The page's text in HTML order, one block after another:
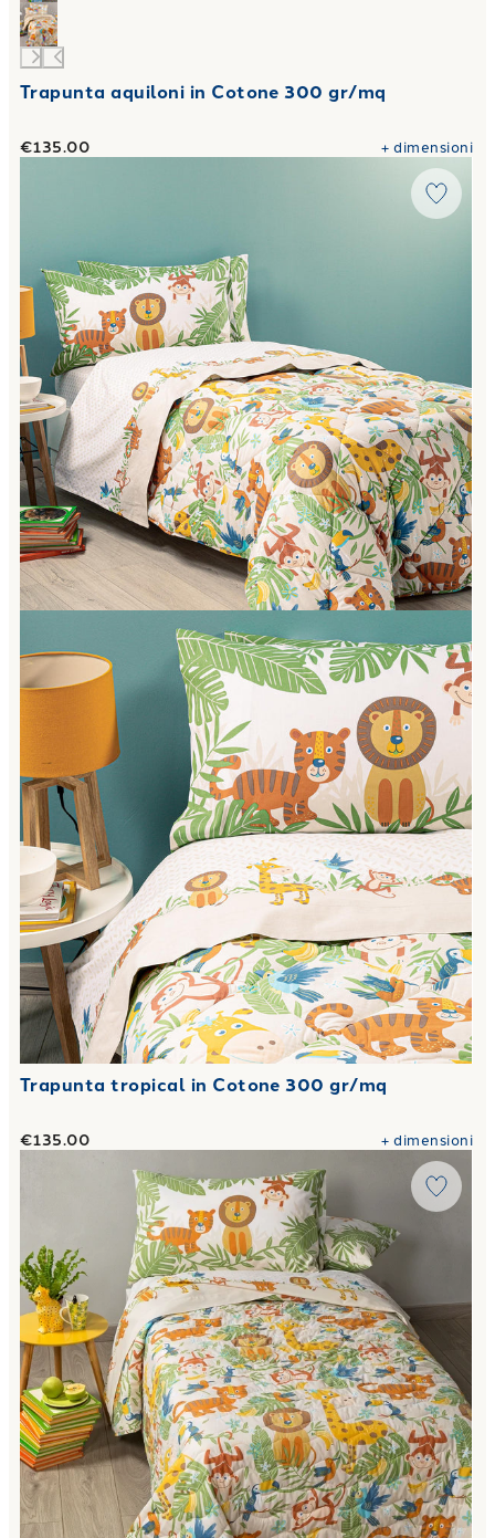
Trapunta aquiloni in Cotone 300 gr/mq
€135.00 +dimensioni
Trapunta tropical in Cotone 300 gr/mq
€135.00 +dimensioni
Copriletto Primaverile tropical in Cotone 80 gr/